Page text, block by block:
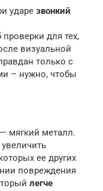
ударе звонкий
для тех,
визуальной
только с
– нужно, чтобы
мягкий металл.
ее других
повреждения
легче